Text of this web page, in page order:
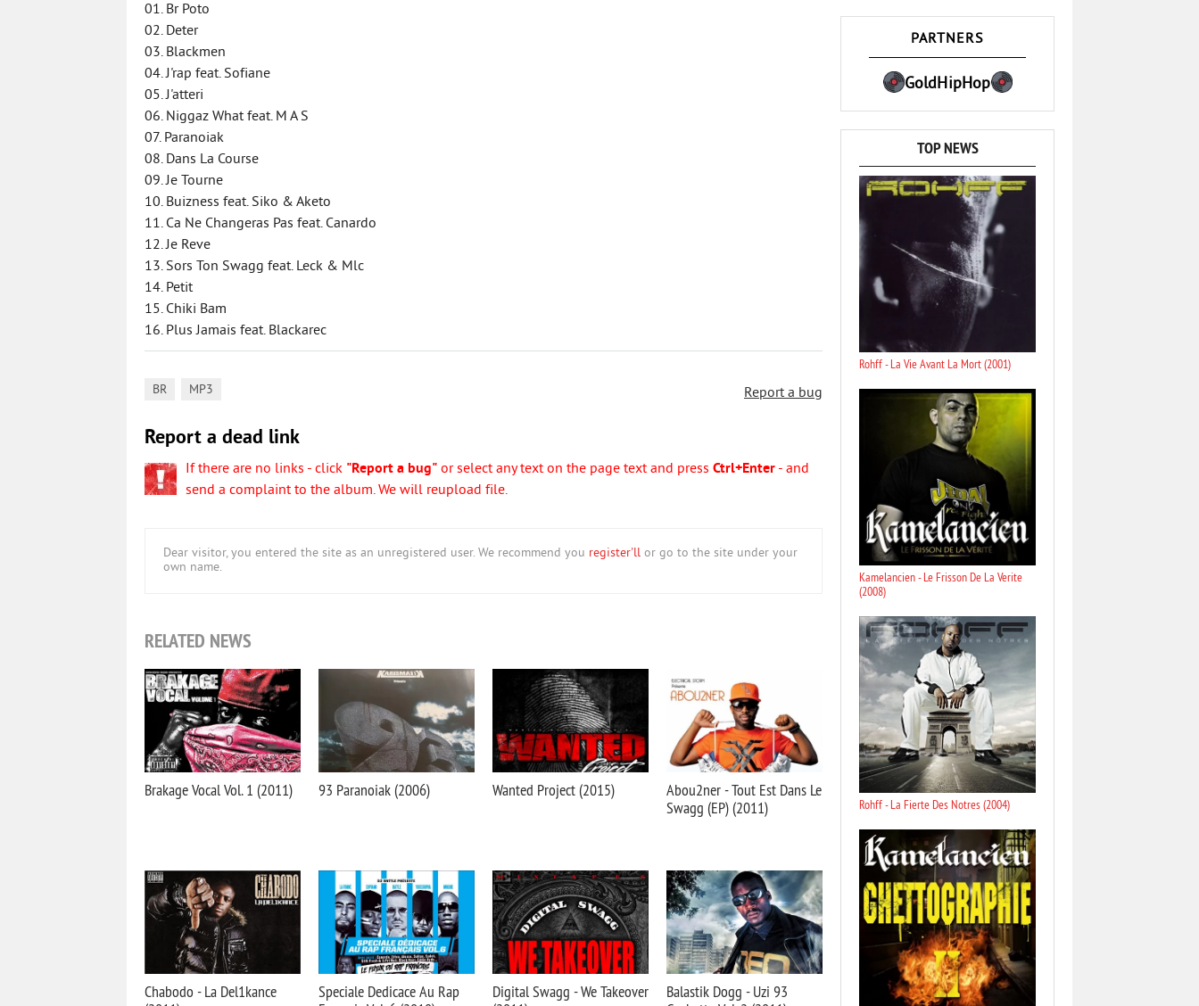
01. Br Poto
02. Deter
03. Blackmen
04. J'rap feat. Sofiane
05. J'atteri
06. Niggaz What feat. M A S
07. Paranoiak
08. Dans La Course
09. Je Tourne
10. Buizness feat. Siko & Aketo
11. Ca Ne Changeras Pas feat. Canardo
12. Je Reve
13. Sors Ton Swagg feat. Leck & Mlc
14. Petit
15. Chiki Bam
16. Plus Jamais feat. Blackarec
Report a bug
BR MP3
Report a dead link
If there are no links - click "Report a bug" or select any text on the page text and press Ctrl+Enter - and
send a complaint to the album. We will reupload file.
Dear visitor, you entered the site as an unregistered user. We recommend you register'll or go to the site under your
own name.
RELATED NEWS
Brakage Vocal Vol. 1 (2011) 93 Paranoiak (2006) Wanted Project (2015)
Abou2ner - Tout Est Dans Le
Swagg (EP) (2011)
Chabodo - La Del1kance
Speciale Dedicace Au Rap
Digital Swagg - We Takeover
Balastik Dogg - Uzi 93
PARTNERS
GoldHipHop
TOP NEWS
Rohff - La Vie Avant La Mort (2001)
Kamelancien - Le Frisson De La Verite
(2008)
Rohff - La Fierte Des Notres (2004)